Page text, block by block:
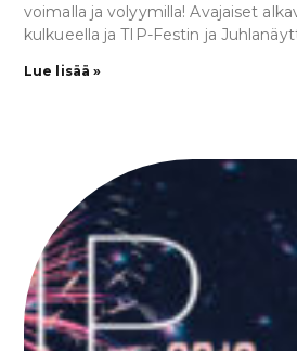
voimalla ja volyymilla! Avajaiset
kulkueella ja TIP-Festin ja
Lue lisää »